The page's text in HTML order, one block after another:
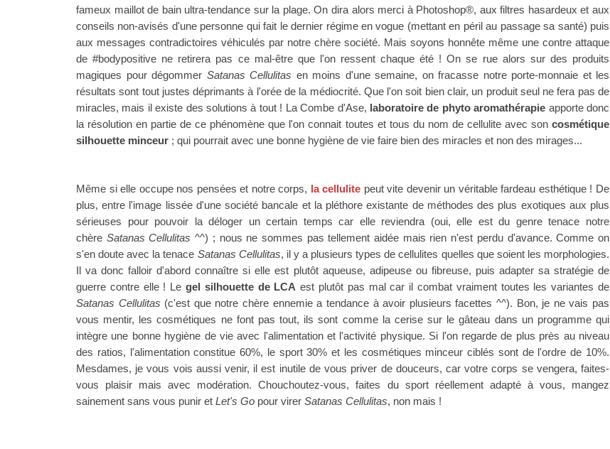
fameux maillot de bain ultra-tendance sur la plage. On dira alors merci à Photoshop®, aux filtres hasardeux et aux
conseils non-avisés d'une personne qui fait le dernier régime en vogue (mettant en péril au passage sa santé) puis
aux messages contradictoires véhiculés par notre chère société. Mais soyons honnête même une contre attaque
de #bodypositive ne retirera pas ce mal-être que l'on ressent chaque été ! On se rue alors sur des produits
magiques pour dégommer Satanas Cellulitas en moins d'une semaine, on fracasse notre porte-monnaie et les
résultats sont tout justes déprimants à l'orée de la médiocrité. Que l'on soit bien clair, un produit seul ne fera pas de
miracles, mais il existe des solutions à tout ! La Combe d'Ase, laboratoire de phyto aromathérapie apporte donc
la résolution en partie de ce phénomène que l'on connait toutes et tous du nom de cellulite avec son cosmétique
silhouette minceur ; qui pourrait avec une bonne hygiène de vie faire bien des miracles et non des mirages...
Même si elle occupe nos pensées et notre corps, la cellulite peut vite devenir un véritable fardeau esthétique ! De
plus, entre l'image lissée d'une société bancale et la pléthore existante de méthodes des plus exotiques aux plus
sérieuses pour pouvoir la déloger un certain temps car elle reviendra (oui, elle est du genre tenace notre
chère Satanas Cellulitas ^^) ; nous ne sommes pas tellement aidée mais rien n'est perdu d'avance. Comme on
s'en doute avec la tenace Satanas Cellulitas, il y a plusieurs types de cellulites quelles que soient les morphologies.
Il va donc falloir d'abord connaître si elle est plutôt aqueuse, adipeuse ou fibreuse, puis adapter sa stratégie de
guerre contre elle ! Le gel silhouette de LCA est plutôt pas mal car il combat vraiment toutes les variantes de
Satanas Cellulitas (c'est que notre chère ennemiea tendance à avoir plusieurs facettes ^^). Bon, je ne vais pas
vous mentir, les cosmétiques ne font pas tout, ils sont comme la cerise sur le gâteau dans un programme qui
intègre une bonne hygiène de vie avec l'alimentation et l'activité physique. Si l'on regarde de plus près au niveau
des ratios, l'alimentation constitue 60%, le sport 30% et les cosmétiques minceur ciblés sont de l'ordre de 10%.
Mesdames, je vous vois aussi venir, il est inutile de vous priver de douceurs, car votre corps se vengera, faites-
vous plaisir mais avec modération. Chouchoutez-vous, faites du sport réellement adapté à vous, mangez
sainement sans vous punir et Let's Go pour virer Satanas Cellulitas, non mais !